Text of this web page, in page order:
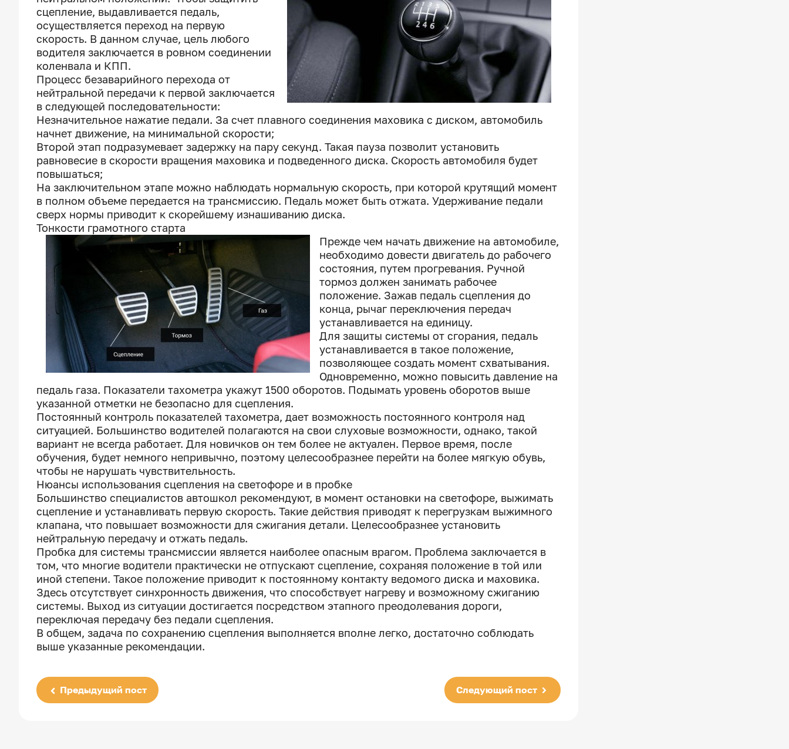
сцепление, выдавливается педаль,
осуществляется переход на первую
скорость. В данном случае, цель любого
водителя заключается в ровном соединении
коленвала и КПП.
Процесс безаварийного перехода от
нейтральной передачи к первой заключается
в следующей последовательности:
Незначительное нажатие педали. За счет плавного соединения маховика с диском, автомобиль
начнет движение, на минимальной скорости;
Второй этап подразумевает задержку на пару секунд. Такая пауза позволит установить
равновесие в скорости вращения маховика и подведенного диска. Скорость автомобиля будет
повышаться;
На заключительном этапе можно наблюдать нормальную скорость, при которой крутящий момент
в полном объеме передается на трансмиссию. Педаль может быть отжата. Удерживание педали
сверх нормы приводит к скорейшему изнашиванию диска.
Тонкости грамотного старта
Прежде чем начать движение на автомобиле,
необходимо довести двигатель до рабочего
состояния, путем прогревания. Ручной
тормоз должен занимать рабочее
положение. Зажав педаль сцепления до
конца, рычаг переключения передач
устанавливается на единицу.
Для защиты системы от сгорания, педаль
устанавливается в такое положение,
позволяющее создать момент схватывания.
Одновременно, можно повысить давление на
педаль газа. Показатели тахометра укажут 1500 оборотов. Подымать уровень оборотов выше
указанной отметки не безопасно для сцепления.
Постоянный контроль показателей тахометра, дает возможность постоянного контроля над
ситуацией. Большинство водителей полагаются на свои слуховые возможности, однако, такой
вариант не всегда работает. Для новичков он тем более не актуален. Первое время, после
обучения, будет немного непривычно, поэтому целесообразнее перейти на более мягкую обувь,
чтобы не нарушать чувствительность.
Нюансы использования сцепления на светофоре и в пробке
Большинство специалистов автошкол рекомендуют, в момент остановки на светофоре, выжимать
сцепление и устанавливать первую скорость. Такие действия приводят к перегрузкам выжимного
клапана, что повышает возможности для сжигания детали. Целесообразнее установить
нейтральную передачу и отжать педаль.
Пробка для системы трансмиссии является наиболее опасным врагом. Проблема заключается в
том, что многие водители практически не отпускают сцепление, сохраняя положение в той или
иной степени. Такое положение приводит к постоянному контакту ведомого диска и маховика.
Здесь отсутствует синхронность движения, что способствует нагреву и возможному сжиганию
системы. Выход из ситуации достигается посредством этапного преодолевания дороги,
переключая передачу без педали сцепления.
В общем, задача по сохранению сцепления выполняется вполне легко, достаточно соблюдать
выше указанные рекомендации.
Предыдущий пост Следующий пост